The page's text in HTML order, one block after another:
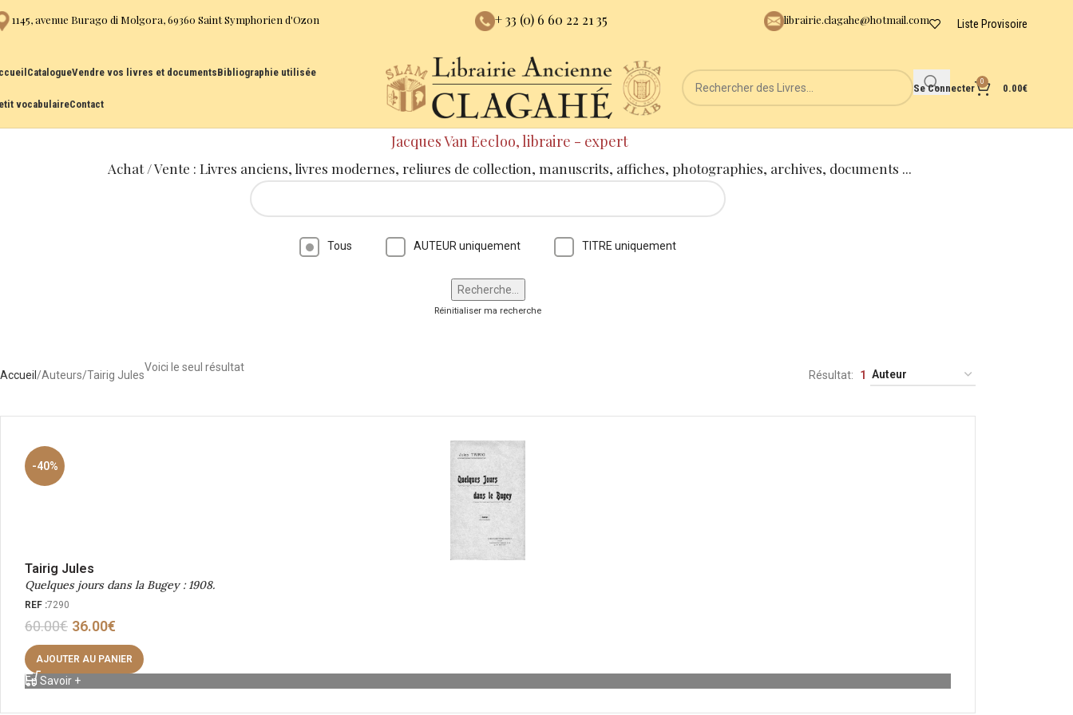
1145, avenue Burago di Molgora, 69360 Saint Symphorien d'Ozon + 33 (0) 6 60 22 21 35 librairie.clagahe@hotmail.com Liste Provisoire
CatalogueVendre vos livres et documentsBibliographie utilisée
vocabulaireContact
Se Connecter
0
0.00€
Jacques Van Eecloo, libraire - expert
Achat / Vente : Livres anciens, livres modernes, reliures de collection, manuscrits, affiches, photographies, archives, documents ...
Tous AUTEUR uniquement TITRE uniquement
Réinitialiser ma recherche
Accueil Auteurs Tairig Jules
Voici le seul résultat
Résultat 1
-40%
Tairig Jules
Quelques jours dans la Bugey : 1908.
REF :7290
60.00€ 36.00€
AJOUTER AU PANIER
En Savoir +